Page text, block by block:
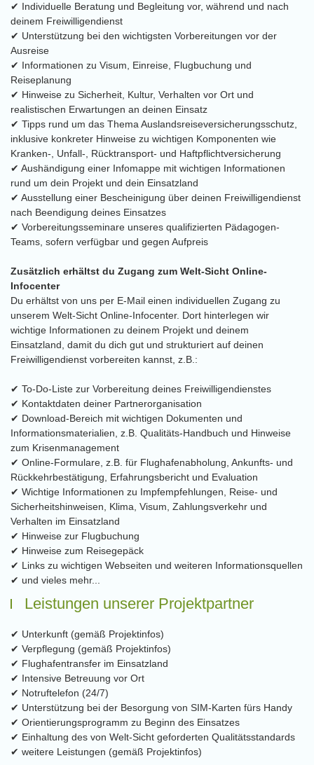
✔ Individuelle Beratung und Begleitung vor, während und nach
deinem Freiwilligendienst
✔ Unterstützung bei den wichtigsten Vorbereitungen vor der
Ausreise
✔ Informationen zu Visum, Einreise, Flugbuchung und
Reiseplanung
✔ Hinweise zu Sicherheit, Kultur, Verhalten vor Ort und
realistischen Erwartungen an deinen Einsatz
✔ Tipps rund um das Thema Auslandsreiseversicherungsschutz,
inklusive konkreter Hinweise zu wichtigen Komponenten wie
Kranken-, Unfall-, Rücktransport- und Haftpflichtversicherung
✔ Aushändigung einer Infomappe mit wichtigen Informationen
rund um dein Projekt und dein Einsatzland
✔ Ausstellung einer Bescheinigung über deinen Freiwilligendienst
nach Beendigung deines Einsatzes
✔ Vorbereitungsseminare unseres qualifizierten Pädagogen-
Teams, sofern verfügbar und gegen Aufpreis
Zusätzlich erhältst du Zugang zum Welt-Sicht Online-
Infocenter
Du erhältst von uns per E-Mail einen individuellen Zugang zu
unserem Welt-Sicht Online-Infocenter. Dort hinterlegen wir
wichtige Informationen zu deinem Projekt und deinem
Einsatzland, damit du dich gut und strukturiert auf deinen
Freiwilligendienst vorbereiten kannst, z.B.:
✔ To-Do-Liste zur Vorbereitung deines Freiwilligendienstes
✔ Kontaktdaten deiner Partnerorganisation
✔ Download-Bereich mit wichtigen Dokumenten und
Informationsmaterialien, z.B. Qualitäts-Handbuch und Hinweise
zum Krisenmanagement
✔ Online-Formulare, z.B. für Flughafenabholung, Ankunfts- und
Rückkehrbestätigung, Erfahrungsbericht und Evaluation
✔ Wichtige Informationen zu Impfempfehlungen, Reise- und
Sicherheitshinweisen, Klima, Visum, Zahlungsverkehr und
Verhalten im Einsatzland
✔ Hinweise zur Flugbuchung
✔ Hinweise zum Reisegepäck
✔ Links zu wichtigen Webseiten und weiteren Informationsquellen
✔ und vieles mehr...
Leistungen unserer Projektpartner
✔ Unterkunft (gemäß Projektinfos)
✔ Verpflegung (gemäß Projektinfos)
✔ Flughafentransfer im Einsatzland
✔ Intensive Betreuung vor Ort
✔ Notruftelefon (24/7)
✔ Unterstützung bei der Besorgung von SIM-Karten fürs Handy
✔ Orientierungsprogramm zu Beginn des Einsatzes
✔ Einhaltung des von Welt-Sicht geforderten Qualitätsstandards
✔ weitere Leistungen (gemäß Projektinfos)